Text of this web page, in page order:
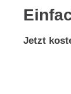
Jetzt